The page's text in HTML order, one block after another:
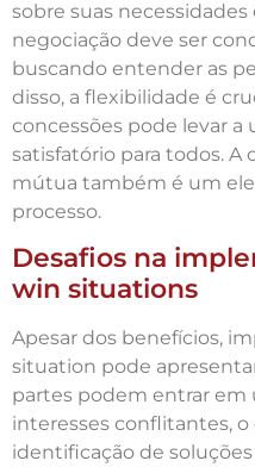
sobre suas necessidades
negociação deve ser
buscando entender as
disso, a flexibilidade é
concessões pode levar a
satisfatório para todos. A
mútua também é um
processo.
Desafios na
win situations
Apesar dos benefícios,
situation pode
partes podem entrar em
interesses conflitantes,
identificação de